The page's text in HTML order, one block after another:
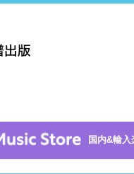
国内&輸入